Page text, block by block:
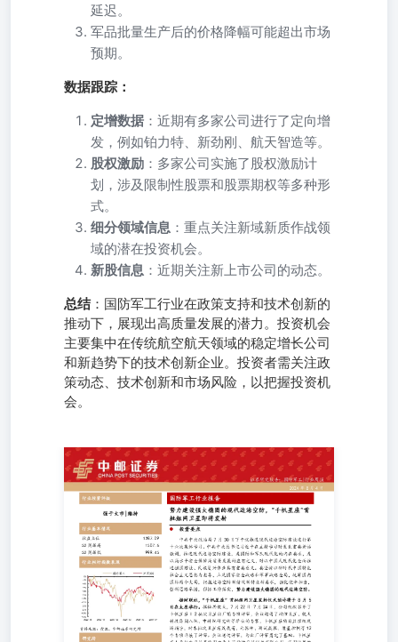
延迟。
军品批量生产后的价格降幅可能超出市场
预期。
数据跟踪：
定增数据 ：近期有多家公司进行了定向增
发，例如铂力特、新劲刚、航天智造等。
股权激励 ：多家公司实施了股权激励计
划，涉及限制性股票和股票期权等多种形
式。
细分领域信息 ：重点关注新域新质作战领
域的潜在投资机会。
新股信息 ：近期关注新上市公司的动态。
总结：国防军工行业在政策支持和技术创新的
推动下，展现出高质量发展的潜力。投资机会
主要集中在传统航空航天领域的稳定增长公司
和新趋势下的技术创新企业。投资者需关注政
策动态、技术创新和市场风险，以把握投资机
会。
中共中央政治局7月30日下午就推进现代边海空防建设进行
第十六次集体学习。中共中央总书记习近平在主持学习时发
表重要讲话强调，推进现代边海空防建设，是国防和军队现
代化的内在要求，是以高水平安全保障高质量发展的应有之
义，对以中国式现代化全面推进强国建设、民族复兴伟业具
有重要意义。要坚持以新时代中国特色社会主义思想为指
导，立足国家安全战略和军事战略全局，统筹国内国际两个
大局，把握边海空防新情况新特点新要求，强化使命担当，
创新思路举措，狠抓工作落实，努力建设强大稳固的现代边
海空防。 据财联社，“千帆星座”首批组网卫星发射仪式预